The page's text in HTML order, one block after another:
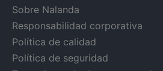
Sobre Nalanda
Responsabilidad corporativa
Política de calidad
Política de seguridad